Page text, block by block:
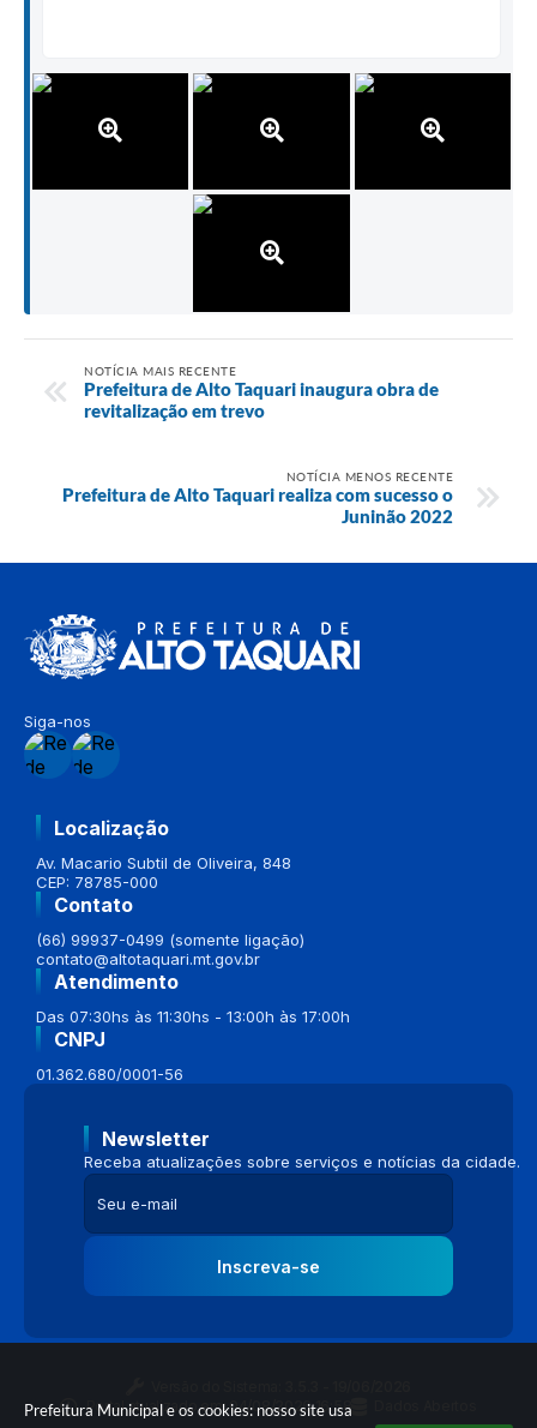
Prefeitura Municipal e os cookies: nosso site usa
NOTÍCIA MAIS RECENTE
Prefeitura de Alto Taquari inaugura obra de
revitalização em trevo
NOTÍCIA MENOS RECENTE
Prefeitura de Alto Taquari realiza com sucesso o
Juninão 2022
Siga-nos
Localização
Av. Macario Subtil de Oliveira, 848
CEP: 78785-000
Contato
(66) 99937-0499 (somente ligação)
contato@altotaquari.mt.gov.br
Atendimento
Das 07:30hs às 11:30hs - 13:00h às 17:00h
CNPJ
01.362.680/0001-56
Newsletter
Receba atualizações sobre serviços e notícias da cidade.
Inscreva-se
Portal atualizado em:04/08/2026 16:58